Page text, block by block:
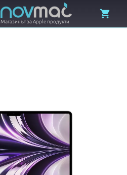
Магазинът за Apple продукти
